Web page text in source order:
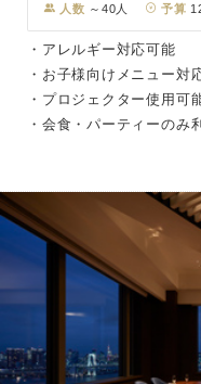
人数 ～40人 予算
・アレルギー対応可能
・お子様向けメニュー対
・プロジェクター使用可
・会食・パーティーのみ